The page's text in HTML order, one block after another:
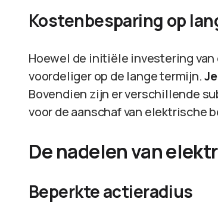
Kostenbesparing op
Hoewel de initiële investering
voordeliger op de lange termijn.
Bovendien zijn er verschillende
voor de aanschaf van elektrische
De nadelen van
Beperkte actieradius